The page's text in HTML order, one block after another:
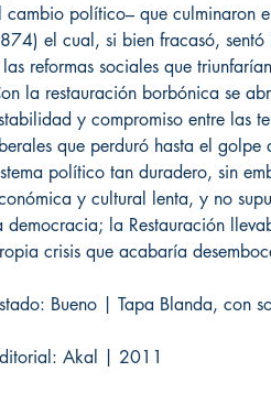
cambio político– que culminaron
el cual, si bien fracasó, sentó
reformas sociales que
la restauración borbónica se
y compromiso entre las
que perduró hasta el golpe
político tan duradero, sin
y cultural lenta, y no
democracia; la Restauración
crisis que acabaría
Bueno | Tapa Blanda, con
Akal | 2011